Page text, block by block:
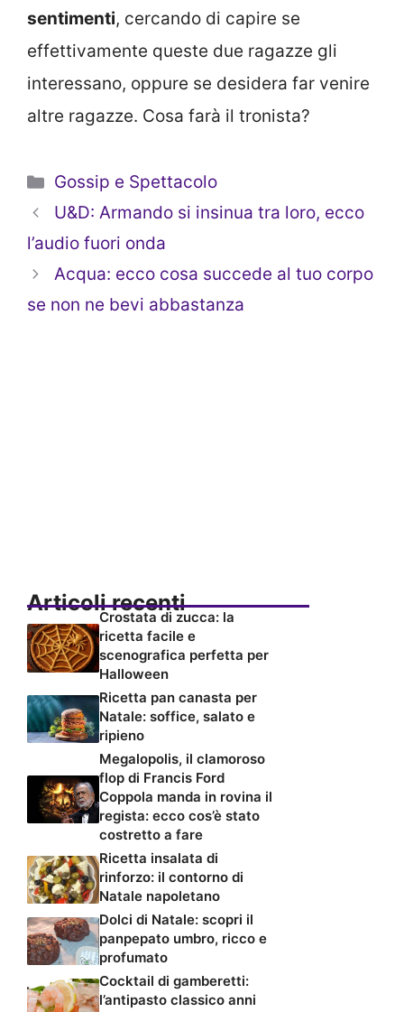
sentimenti, cercando di capire se
effettivamente queste due ragazze gli
interessano, oppure se desidera far venire
altre ragazze. Cosa farà il tronista?
Categorie
Gossip e Spettacolo
U&D: Armando si insinua tra loro, ecco
l’audio fuori onda
Acqua: ecco cosa succede al tuo corpo
se non ne bevi abbastanza
Articoli recenti
Crostata di zucca: la
ricetta facile e
scenografica perfetta per
Halloween
Ricetta pan canasta per
Natale: soffice, salato e
ripieno
Megalopolis, il clamoroso
flop di Francis Ford
Coppola manda in rovina il
regista: ecco cos’è stato
costretto a fare
Ricetta insalata di
rinforzo: il contorno di
Natale napoletano
Dolci di Natale: scopri il
panpepato umbro, ricco e
profumato
Cocktail di gamberetti:
l’antipasto classico anni